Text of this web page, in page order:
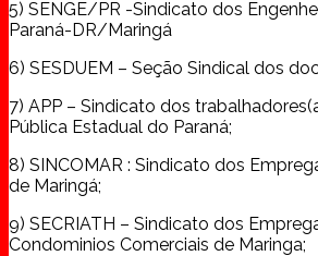
5) SENGE/PR -Sindicato dos
Paraná-DR/Maringá
6) SESDUEM – Seção Sindical dos
7) APP – Sindicato dos
Pública Estadual do Paraná;
8) SINCOMAR : Sindicato dos
de Maringá;
9) SECRIATH – Sindicato dos
Condominios Comerciais de Maringa;